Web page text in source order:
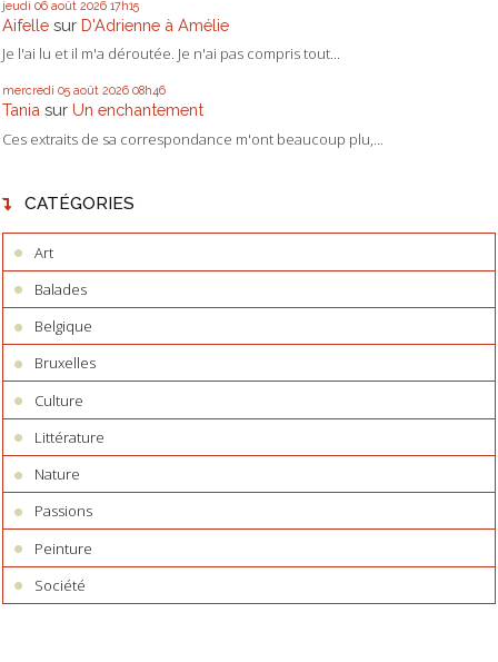
jeudi 06 août 2026 17h15
Aifelle sur D'Adrienne à Amélie
Je l'ai lu et il m'a déroutée. Je n'ai pas compris tout...
mercredi 05 août 2026 08h46
Tania sur Un enchantement
Ces extraits de sa correspondance m'ont beaucoup plu,...
CATÉGORIES
Art
Balades
Belgique
Bruxelles
Culture
Littérature
Nature
Passions
Peinture
Société